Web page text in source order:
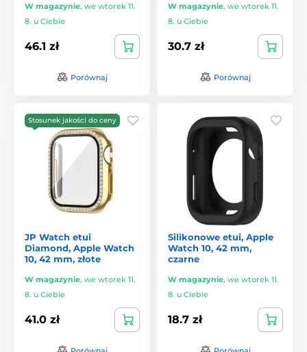
W magazynie, we wtorek 11.
8. u Ciebie
46.1 zł
Porównaj
W magazynie, we wtorek 11.
8. u Ciebie
30.7 zł
Porównaj
Stosunek jakości do ceny
JP Watch etui
Diamond, Apple Watch
10, 42 mm, złote
W magazynie, we wtorek 11.
8. u Ciebie
41.0 zł
Silikonowe etui, Apple
Watch 10, 42 mm,
czarne
W magazynie, we wtorek 11.
8. u Ciebie
18.7 zł